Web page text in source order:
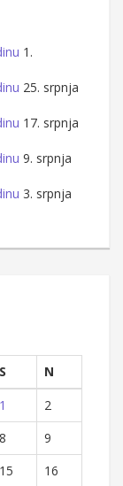
1.
25. srpnja
17. srpnja
9. srpnja
3. srpnja
S
N
1
2
8
9
15
16